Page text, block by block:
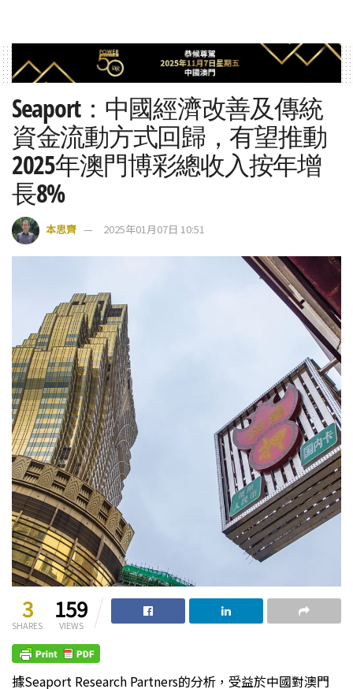
Seaport：中國經濟改善及傳統
資金流動方式回歸，有望推動
2025年澳門博彩總收入按年增
長8%
本思齊 2025年01月07日 10:51
3
SHARES
159
VIEWS
據Seaport Research Partners的分析，受益於中國對澳門